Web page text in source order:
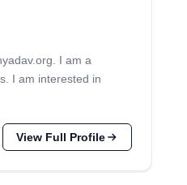
I am a
I am interested in
View Full Profile